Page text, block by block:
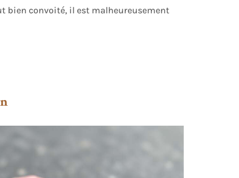
bien convoité, il est malheureusement